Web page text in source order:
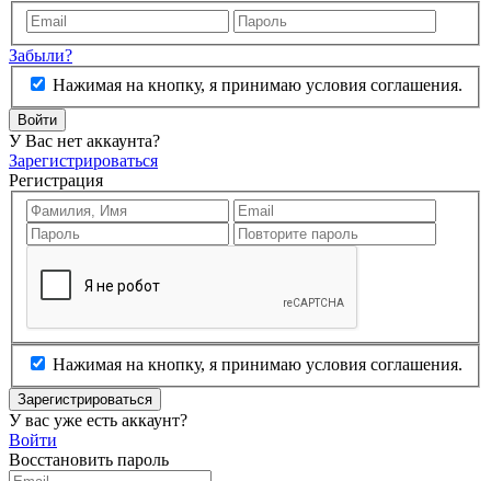
Забыли?
Нажимая на кнопку, я принимаю условия соглашения.
Войти
У Вас нет аккаунта?
Зарегистрироваться
Регистрация
Нажимая на кнопку, я принимаю условия соглашения.
Зарегистрироваться
У вас уже есть аккаунт?
Войти
Восстановить пароль